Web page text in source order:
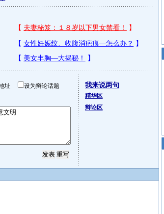
址 设为辩论话题 我来说两句
精华区
辩论区